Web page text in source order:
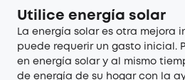
Utilice energía solar
La energía solar es otra mejora
puede requerir un gasto inicial.
en energía solar y al mismo
de energía de su hogar con la